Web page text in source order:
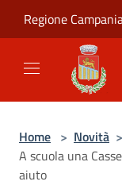
Regione
Home > Novità >
A scuola una
aiuto